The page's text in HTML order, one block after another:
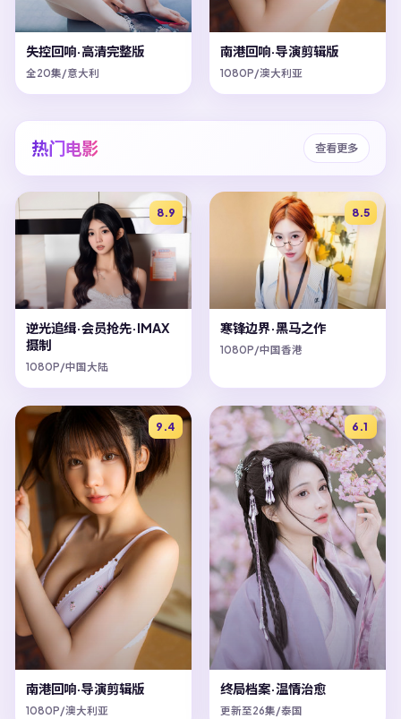
失控回响·高清完整版
全20集/意大利
南港回响·导演剪辑版
1080P/澳大利亚
热门电影 查看更多
8.9
逆光追缉·会员抢先·IMAX
摄制
1080P/中国大陆
8.5
寒锋边界·黑马之作
1080P/中国香港
9.4
南港回响·导演剪辑版
1080P/澳大利亚
6.1
终局档案·温情治愈
更新至26集/泰国